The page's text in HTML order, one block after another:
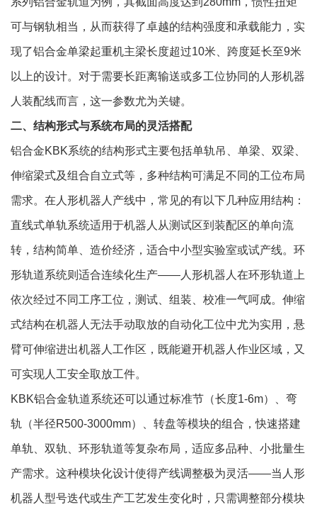
可与钢轨相当，从而获得了卓越的结构强度和承载能力，实
现了铝合金单梁起重机主梁长度超过10米、跨度延长至9米
以上的设计。对于需要长距离输送或多工位协同的人形机器
人装配线而言，这一参数尤为关键。
二、结构形式与系统布局的灵活搭配
铝合金KBK系统的结构形式主要包括单轨吊、单梁、双梁、
伸缩梁式及组合自立式等，多种结构可满足不同的工位布局
需求。在人形机器人产线中，常见的有以下几种应用结构：
直线式单轨系统适用于机器人从测试区到装配区的单向流
转，结构简单、造价经济，适合中小型实验室或试产线。环
形轨道系统则适合连续化生产——人形机器人在环形轨道上
依次经过不同工序工位，测试、组装、校准一气呵成。伸缩
式结构在机器人无法手动取放的自动化工位中尤为实用，悬
臂可伸缩进出机器人工作区，既能避开机器人作业区域，又
可实现人工安全取放工件。
KBK铝合金轨道系统还可以通过标准节（长度1-6m）、弯
轨（半径R500-3000mm）、转盘等模块的组合，快速搭建
单轨、双轨、环形轨道等复杂布局，适应多品种、小批量生
产需求。这种模块化设计使得产线调整极为灵活——当人形
机器人型号迭代或生产工艺发生变化时，只需调整部分模块